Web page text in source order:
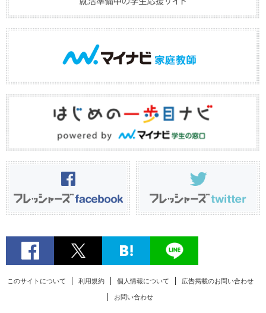
このサイトについて 利用規約 個人情報について 広告掲載のお問い合わせ
お問い合わせ